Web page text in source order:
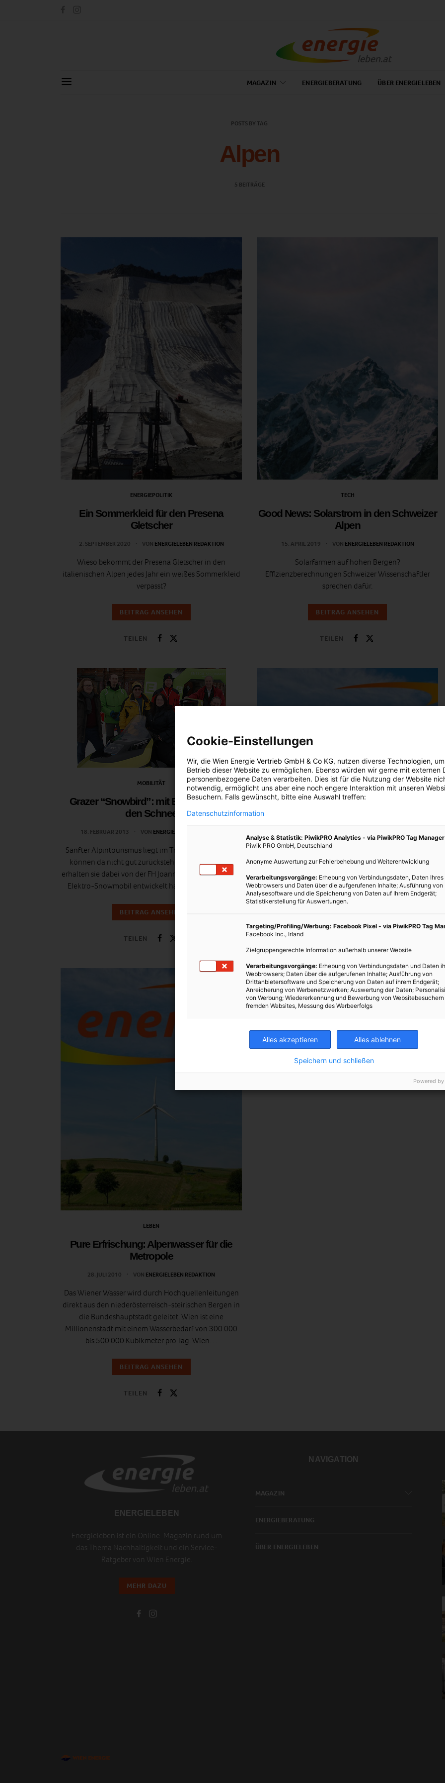
MAGAZIN ENERGIEBERATUNG ÜBER ENERGIELEBEN
POSTS BY TAG
Alpen
5 BEITRÄGE
ENERGIEPOLITIK
Ein Sommerkleid für den Presena
Gletscher
2. SEPTEMBER 2020 VON ENERGIELEBEN REDAKTION
Wieso bekommt der Presena Gletscher in den
italienischen Alpen jedes Jahr ein weißes Sommerkleid
verpasst?
BEITRAG ANSEHEN
TEILEN
MOBILITÄT
Grazer “Snowbird”: mit E-Motor durch
den Schnee
18. FEBRUAR 2013 VON ENERGIELEBEN REDAKTION
Sanfter Alpintourismus liegt im Trend. Die Bergretter
können da nicht gut zurückstehen. Unterstützung
erhalten sie dabei von der FH Joanneum in Graz, die ein
Elektro-Snowmobil entwickelt hat: den „Snowbird“.
BEITRAG ANSEHEN
TEILEN
LEBEN
Pure Erfrischung: Alpenwasser für die
Metropole
28. JULI 2010 VON ENERGIELEBEN REDAKTION
Das Wiener Wasser wird durch Hochquellenleitungen
direkt aus den niederösterreisch-steirischen Bergen in
die Bundeshauptstadt geleitet. Wien ist eine
Millionenstadt mit einem Wasserbedarf von 300.000
bis 500.000 Kubikmeter pro Tag. Wien…
BEITRAG ANSEHEN
TEILEN
TECH
Good News: Solarstrom in den Schweizer
Alpen
15. APRIL 2019 VON ENERGIELEBEN REDAKTION
Solarfarmen auf hohen Bergen?
Effizienzberechnungen Schweizer Wissenschaftler
sprechen dafür.
BEITRAG ANSEHEN
TEILEN
ENERGIEPOLITIK
1. SEPTEMBER 2011 ENERGIELEBEN REDAKTION
Die globale Erwärmung wirkt in den Alpen besonders
schnell und deutlich. Der Lebensraum für
Alpenpflanzen ist gefährdet, Lawinen, Steinschläge
Trinkwasservorräte könnten knapp werden.…
ENERGIELEBEN
Energieleben ist ein Online-Magazin rund um
das Thema Nachhaltigkeit und ein Service-
Ratgeber von Wien Energie.
MEHR DAZU
NAVIGATION
MAGAZIN
ENERGIEBERATUNG
ÜBER ENERGIELEBEN
Cookie-Einstellungen
Wir, die Wien Energie Vertrieb GmbH & Co KG, nutzen diverse Technologien,
Betrieb dieser Website zu ermöglichen. Ebenso würden wir gerne mit externen
personenbezogene Daten verarbeiten. Dies ist für die Nutzung der Website
notwendig, ermöglicht uns aber eine noch engere Interaktion mit unseren
Besuchern. Falls gewünscht, bitte eine Auswahl treffen:
Datenschutzinformation
Analyse & Statistik: PiwikPRO Analytics - via PiwikPRO Tag Manager
Piwik PRO GmbH, Deutschland
Anonyme Auswertung zur Fehlerbehebung und Weiterentwicklung
Verarbeitungsvorgänge: Erhebung von Verbindungsdaten, Daten Ihres
Webbrowsers und Daten über die aufgerufenen Inhalte; Ausführung von
Analysesoftware und die Speicherung von Daten auf Ihrem Endgerät;
Statistikerstellung für Auswertungen.
Targeting/Profiling/Werbung: Facebook Pixel - via PiwikPRO Tag
Facebook Inc., Irland
Zielgruppengerechte Information außerhalb unserer Website
Verarbeitungsvorgänge: Erhebung von Verbindungsdaten und Daten
Webbrowsers; Daten über die aufgerufenen Inhalte; Ausführung von
Drittanbietersoftware und Speicherung von Daten auf ihrem Endgerät;
Anreicherung von Werbenetzwerken; Auswertung der Daten;
von Werbung; Wiedererkennung und Bewerbung von
fremden Websites, Messung des Werbeerfolgs
Alles akzeptieren Alles ablehnen
Speichern und schließen
Powered by